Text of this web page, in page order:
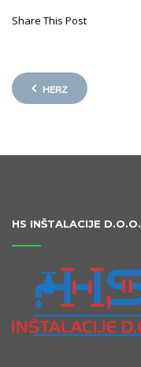
Share This Post
HERZ
HS INŠTALACIJE D.O.O.